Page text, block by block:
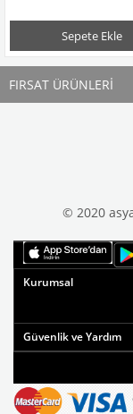
Sepete Ekle
FIRSAT ÜRÜNLERİ
© 2020
Kurumsal
Güvenlik ve Yardım